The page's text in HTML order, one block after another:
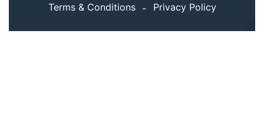
Terms & Conditions
Privacy Policy